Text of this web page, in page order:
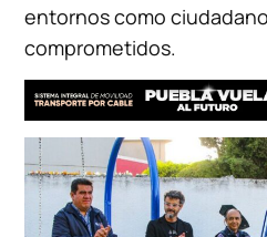
entornos como
comprometidos.